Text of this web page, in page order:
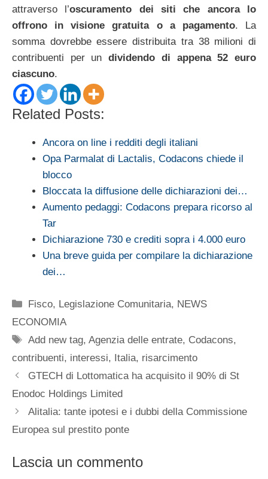
attraverso l’oscuramento dei siti che ancora lo
offrono in visione gratuita o a pagamento. La
somma dovrebbe essere distribuita tra 38 milioni di
contribuenti per un dividendo di appena 52 euro
ciascuno.
Related Posts:
Ancora on line i redditi degli italiani
Opa Parmalat di Lactalis, Codacons chiede il
blocco
Bloccata la diffusione delle dichiarazioni dei…
Aumento pedaggi: Codacons prepara ricorso al
Tar
Dichiarazione 730 e crediti sopra i 4.000 euro
Una breve guida per compilare la dichiarazione
dei…
Categorie
Fisco, Legislazione Comunitaria, NEWS
ECONOMIA
Tag
Add new tag,Agenzia delle entrate, Codacons,
contribuenti, interessi, Italia, risarcimento
GTECH di Lottomatica ha acquisito il 90% di St
Enodoc Holdings Limited
Alitalia: tante ipotesi e i dubbi della Commissione
Europea sul prestito ponte
Lascia un commento